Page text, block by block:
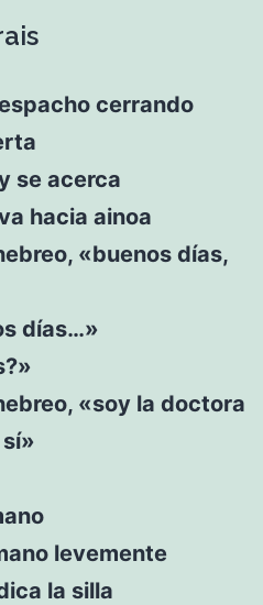
cerrando
se acerca
hacia ainoa
«buenos días,
días…»
«soy la doctora
levemente
la silla